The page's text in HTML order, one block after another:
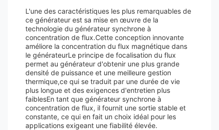
L'une des caractéristiques les plus remarquables de
ce générateur est sa mise en œuvre de la
technologie du générateur synchrone à
concentration de flux.Cette conception innovante
améliore la concentration du flux magnétique dans
le générateurLe principe de focalisation du flux
permet au générateur d'obtenir une plus grande
densité de puissance et une meilleure gestion
thermique,ce qui se traduit par une durée de vie
plus longue et des exigences d'entretien plus
faiblesEn tant que générateur synchrone à
concentration de flux, il fournit une sortie stable et
constante, ce qui en fait un choix idéal pour les
applications exigeant une fiabilité élevée.